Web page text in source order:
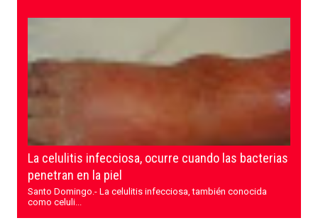
La celulitis infecciosa, ocurre cuando las bacterias
penetran en la piel
Santo Domingo.- La celulitis infecciosa, también conocida
como celuli...